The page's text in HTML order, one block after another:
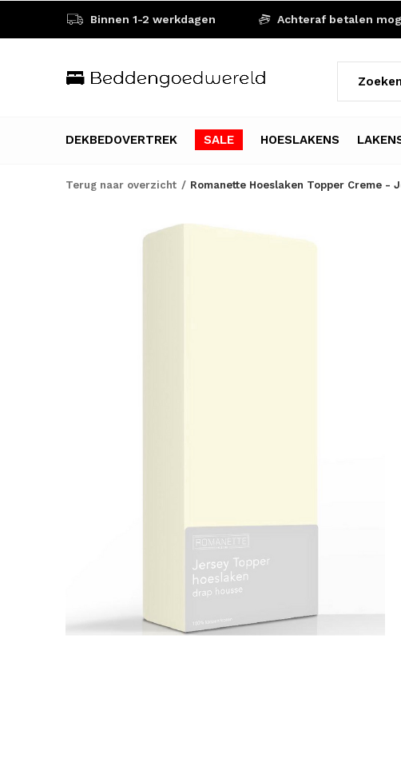
DEKBEDOVERTREK SALE HOESLAKENS
Binnen 1-2 werkdagen Achteraf betalen
Terug naar overzicht Romanette Hoeslaken Topper Creme -